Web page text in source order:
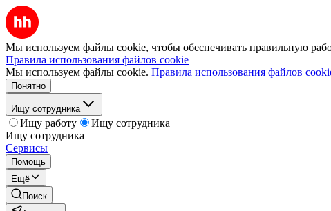
Мы используем файлы cookie, чтобы обеспечивать правильную
Правила использования файлов cookie
Мы используем файлы cookie. Правила использования файлов
Понятно
Ищу сотрудника
Ищу работу
Ищу сотрудника
Ищу сотрудника
Сервисы
Помощь
Ещё
Поиск